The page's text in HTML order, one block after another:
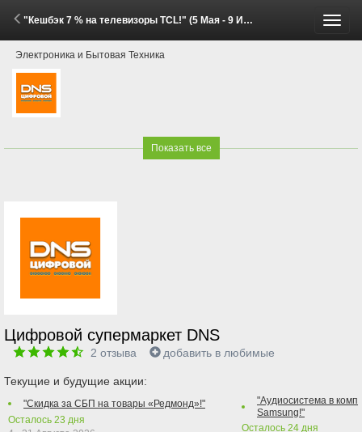
"Кешбэк 7 % на телевизоры TCL!" (5 Мая - 9 Июня 2026)
Электроника и Бытовая Техника
Показать все
Цифровой супермаркет DNS
2 отзыва добавить в любимые
Текущие и будущие акции:
"Скидка за СБП на товары «Редмонд»!"
Осталось 23 дня
"Аудиосистема в
Samsung!"
Осталось 24 дня